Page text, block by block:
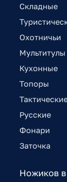
Складные
Охотничьи
Мультитулы
Кухонные
Топоры
Русские
Фонари
Заточка
Ножиков в